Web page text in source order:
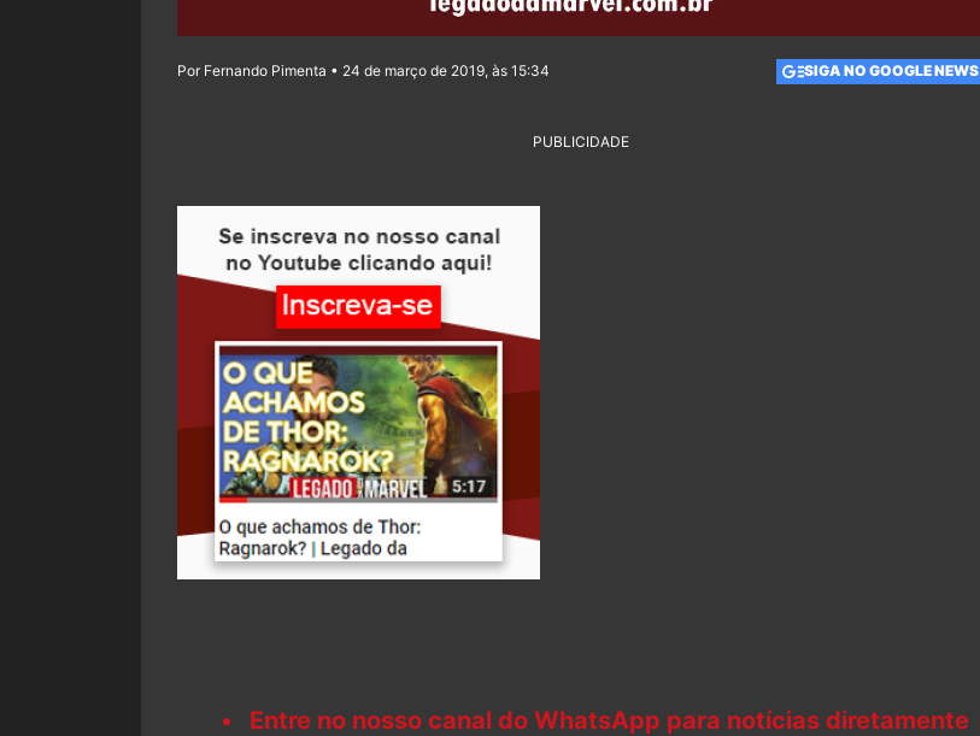
Por Fernando Pimenta • 24 de março de 2019, às 15:34 SIGA NO GOOGLE NEWS
PUBLICIDADE
Entre no nosso canal do WhatsApp para notícias diretamente